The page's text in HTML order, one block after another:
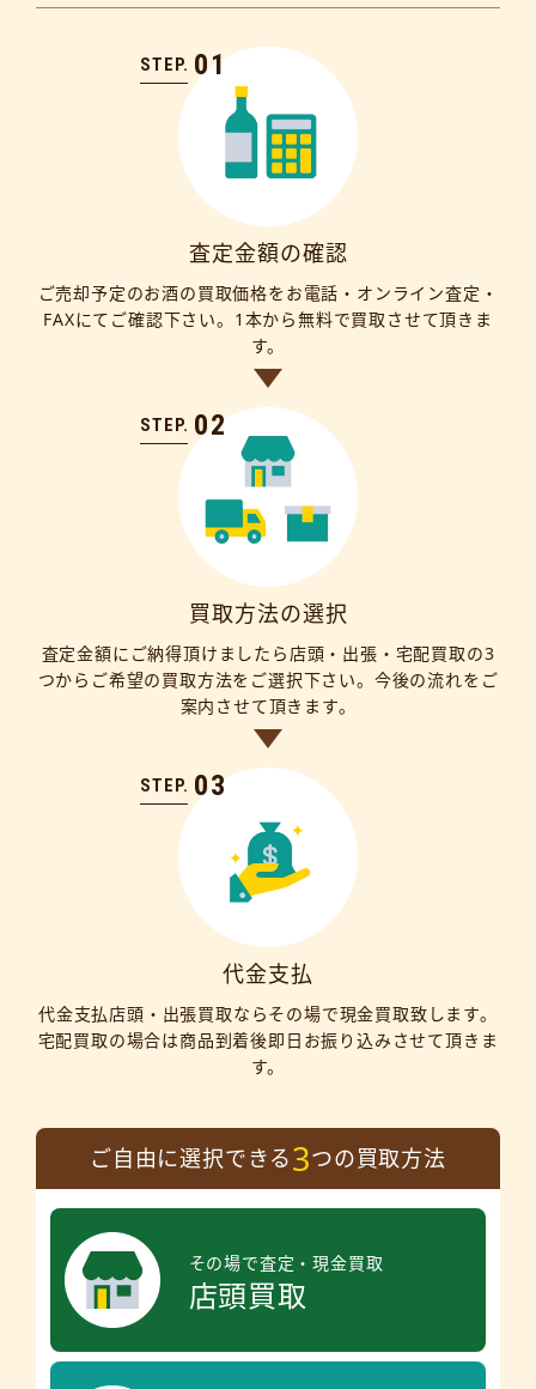
STEP. 01
査定金額の確認
ご売却予定のお酒の買取価格をお電話・オンライン査定・
FAXにてご確認下さい。1本から無料で買取させて頂きま
す。
STEP. 02
買取方法の選択
査定金額にご納得頂けましたら店頭・出張・宅配買取の3
つからご希望の買取方法をご選択下さい。今後の流れをご
案内させて頂きます。
STEP. 03
代金支払
代金支払店頭・出張買取ならその場で現金買取致します。
宅配買取の場合は商品到着後即日お振り込みさせて頂きま
す。
ご自由に選択できる3つの買取方法
その場で査定・現金買取
店頭買取